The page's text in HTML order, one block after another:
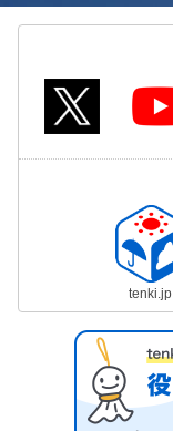
tenki.jp